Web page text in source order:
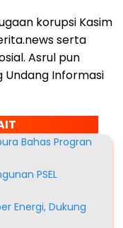
korupsi Kasim
serta
Asrul pun
Informasi
Bahas Progran
PSEL
Energi, Dukung